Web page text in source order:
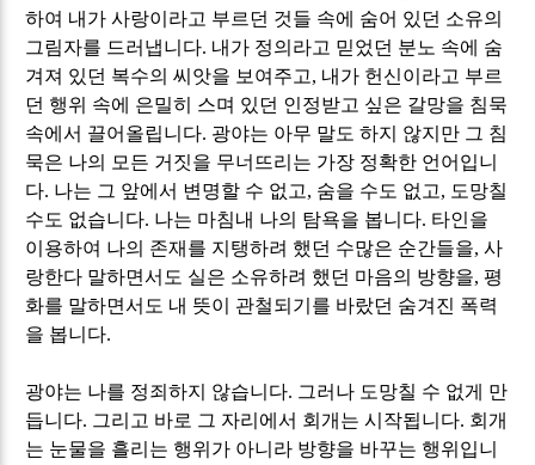
하여 내가 사랑이라고 부르던 것들 속에 숨어 있던 소유의
그림자를 드러냅니다. 내가 정의라고 믿었던 분노 속에 숨
겨져 있던 복수의 씨앗을 보여주고, 내가 헌신이라고 부르
던 행위 속에 은밀히 스며 있던 인정받고 싶은 갈망을 침묵
속에서 끌어올립니다. 광야는 아무 말도 하지 않지만 그 침
묵은 나의 모든 거짓을 무너뜨리는 가장 정확한 언어입니
다. 나는 그 앞에서 변명할 수 없고, 숨을 수도 없고, 도망칠
수도 없습니다. 나는 마침내 나의 탐욕을 봅니다. 타인을
이용하여 나의 존재를 지탱하려 했던 수많은 순간들을,사
랑한다 말하면서도 실은 소유하려 했던 마음의 방향을,평
화를 말하면서도 내 뜻이 관철되기를 바랐던 숨겨진 폭력
을 봅니다.
광야는 나를 정죄하지 않습니다. 그러나 도망칠 수 없게 만
듭니다. 그리고 바로 그 자리에서 회개는 시작됩니다. 회개
는 눈물을 흘리는 행위가 아니라 방향을 바꾸는 행위입니